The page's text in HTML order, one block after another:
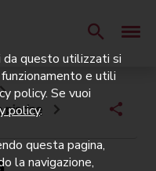
piscine
questo utilizzati si
e utili
policy. Se vuoi
policy.
questa pagina,
la navigazione,